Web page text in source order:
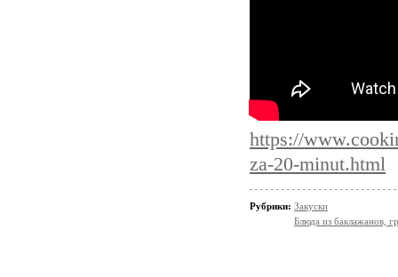
https://
za-20-minut.html
Рубрики: Закуски
Блюда из баклажанов,